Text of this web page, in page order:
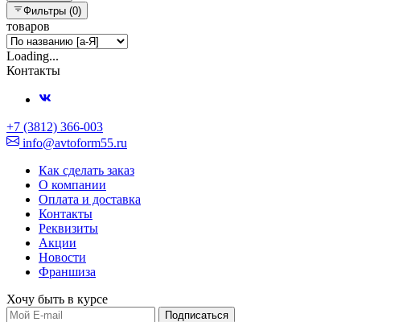
Фильтры (0)
товаров
Loading...
Контакты
+7 (3812) 366-003
info@avtoform55.ru
Как сделать заказ
О компании
Оплата и доставка
Контакты
Реквизиты
Акции
Новости
Франшиза
Хочу быть в курсе
Подписаться